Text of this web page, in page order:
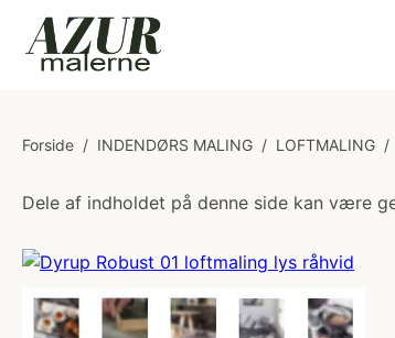
Forside / INDENDØRS MALING / LOFTMALING /
Dele af indholdet på denne side kan være